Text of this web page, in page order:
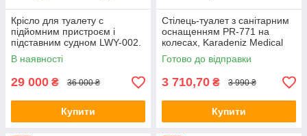
Крісло для туалету c
підйомним пристроєм і
підставним судном LWY-002.
В наявності
29 000 ₴ 36 000 ₴
Купити
Стілець-туалет з санітарним
оснащенням PR-771 на
колесах, Karadeniz Medical
(Туреччина), (5994)
Готово до відправки
3 710,70 ₴ 3 990 ₴
Купити